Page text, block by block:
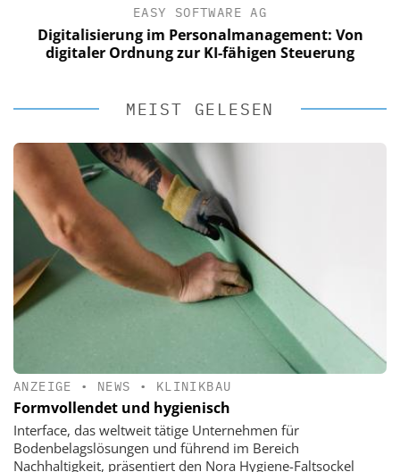
EASY SOFTWARE AG
Digitalisierung im Personalmanagement: Von
digitaler Ordnung zur KI-fähigen Steuerung
MEIST GELESEN
ANZEIGE • NEWS • KLINIKBAU
Formvollendet und hygienisch
Interface, das weltweit tätige Unternehmen für
Bodenbelagslösungen und führend im Bereich
Nachhaltigkeit, präsentiert den Nora Hygiene-Faltsockel